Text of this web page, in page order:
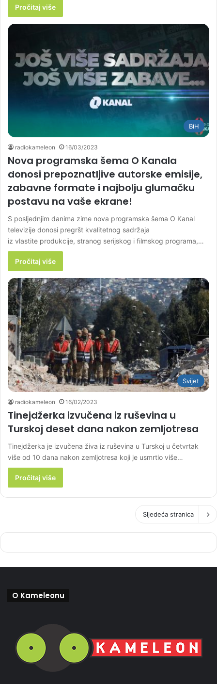
Pročitaj više
BiH
radiokameleon 16/03/2023
Nova programska šema O Kanala
donosi prepoznatljive autorske emisije,
zabavne formate i najbolju glumačku
postavu na vaše ekrane!
S posljednjim danima zime nova programska šema O Kanal
televizije donosi pregršt kvalitetnog sadržaja
iz vlastite produkcije, stranog serijskog i filmskog programa,…
Pročitaj više
Svijet
radiokameleon 16/02/2023
Tinejdžerka izvučena iz ruševina u
Turskoj deset dana nakon zemljotresa
Tinejdžerka je izvučena živa iz ruševina u Turskoj u četvrtak
više od 10 dana nakon zemljotresa koji je usmrtio više…
Pročitaj više
Sljedeća stranica
O Kameleonu